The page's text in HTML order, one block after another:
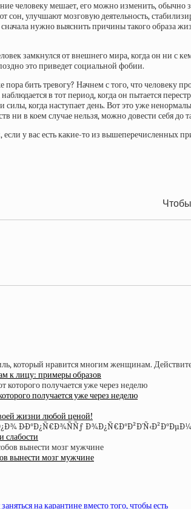
человеку мешает, его можно изменить,
сон, улучшают мозговую деятельность,
нужно выяснить причины такого образа
замкнулся от внешнего мира, когда он ни
это приведет социальной фобии.
пора бить тревогу? Начнем с того, что человеку
наблюдается в тот период, когда он пытается
силы, когда наступает день. Вот это уже
ни в коем случае нельзя, можно довести себя до
у вас есть какие-то из вышеперечисленных
к лицу: примеры образов
получается уже через неделю
жизни любой ценой!
слабости
вынести мозг мужчине
на карантине вместо того, чтобы есть